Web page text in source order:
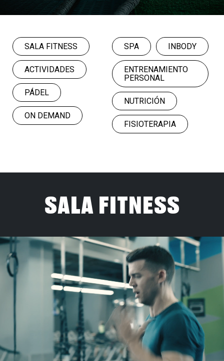
SALA FITNESS
ACTIVIDADES
PÁDEL
ON DEMAND
SPA INBODY
ENTRENAMIENTO
PERSONAL
NUTRICIÓN
FISIOTERAPIA
SALA FITNESS